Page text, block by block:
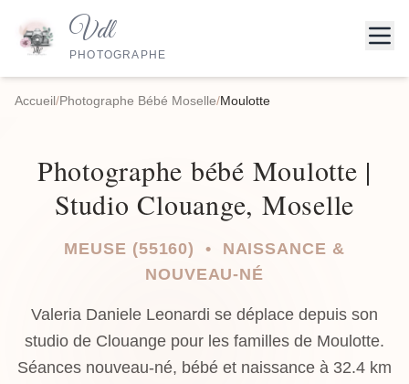
Vdl
PHOTOGRAPHE
Accueil/Photographe Bébé Moselle/Moulotte
Photographe bébé Moulotte |
Studio Clouange, Moselle
MEUSE (55160) • NAISSANCE &
NOUVEAU-NÉ
Valeria Daniele Leonardi se déplace depuis son
studio de Clouange pour les familles de Moulotte.
Séances nouveau-né, bébé et naissance à 32.4 km